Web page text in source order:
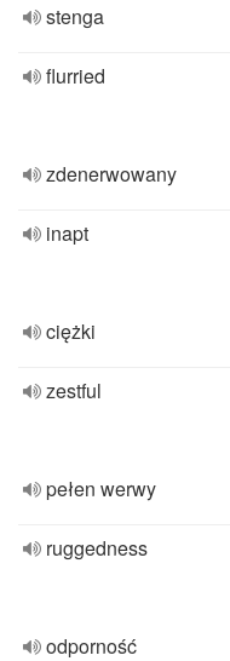
stenga
flurried
zdenerwowany
inapt
ciężki
zestful
pełen werwy
ruggedness
odporność